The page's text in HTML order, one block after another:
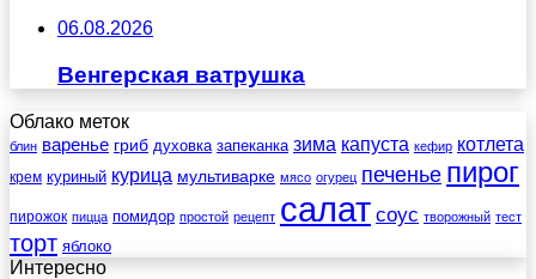
06.08.2026
Венгерская ватрушка
Облако меток
блин варенье гриб духовка запеканка зима капуста кефир котлета
крем куриный курица мультиварке мясо огурец печенье пирог
пирожок пицца помидор простой рецепт салат соус творожный тест
торт яблоко
Интересно